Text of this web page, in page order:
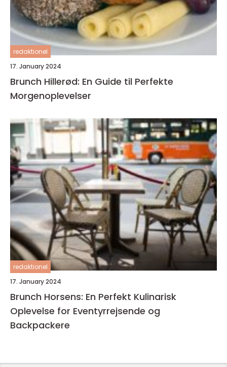
redaktionel
17. January 2024
Brunch Hillerød: En Guide til Perfekte
Morgenoplevelser
redaktionel
17. January 2024
Brunch Horsens: En Perfekt Kulinarisk
Oplevelse for Eventyrrejsende og
Backpackere